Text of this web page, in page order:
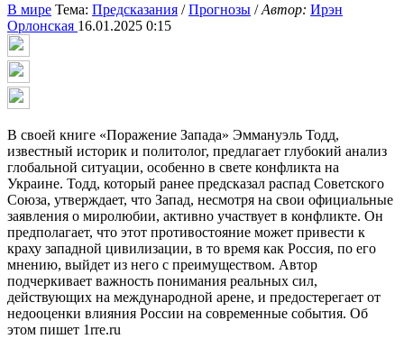
В мире Тема: Предсказания /Прогнозы /Автор: Ирэн
Орлонская 16.01.2025 0:15
В своей книге «Поражение Запада» Эммануэль Тодд,
известный историк и политолог, предлагает глубокий анализ
глобальной ситуации, особенно в свете конфликта на
Украине. Тодд, который ранее предсказал распад Советского
Союза, утверждает, что Запад, несмотря на свои официальные
заявления о миролюбии, активно участвует в конфликте. Он
предполагает, что этот противостояние может привести к
краху западной цивилизации, в то время как Россия, по его
мнению, выйдет из него с преимуществом. Автор
подчеркивает важность понимания реальных сил,
действующих на международной арене, и предостерегает от
недооценки влияния России на современные события. Об
этом пишет 1rre.ru